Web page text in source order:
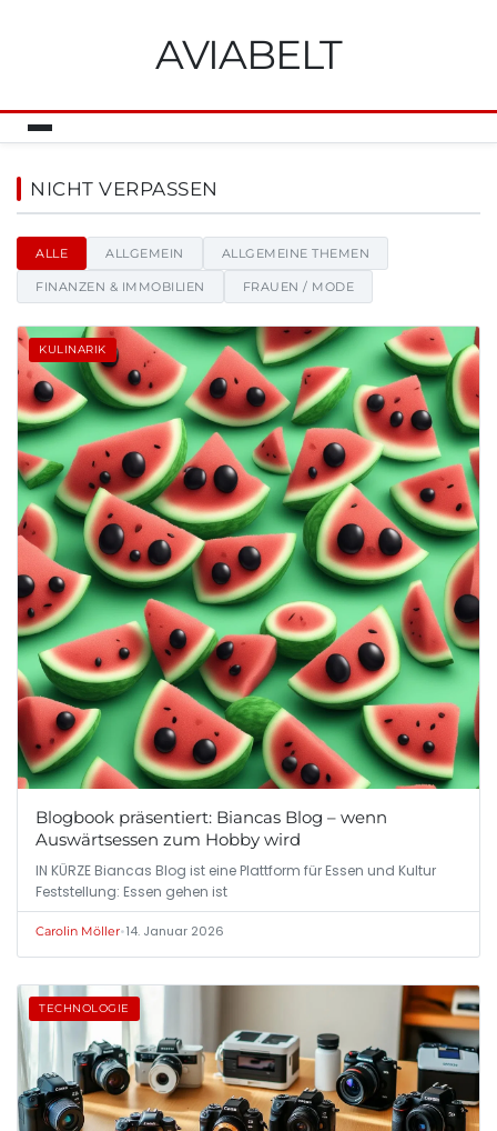
AVIABELT
Aviabelt - Nachrichten, Tipps
NICHT VERPASSEN
ALLE ALLGEMEIN ALLGEMEINE THEMEN
FINANZEN & IMMOBILIEN FRAUEN / MODE
KULINARIK
Blogbook präsentiert: Biancas Blog – wenn
Auswärtsessen zum Hobby wird
IN KÜRZE Biancas Blog ist eine Plattform für Essen und Kultur
Feststellung: Essen gehen ist
Carolin Möller•14. Januar 2026
TECHNOLOGIE